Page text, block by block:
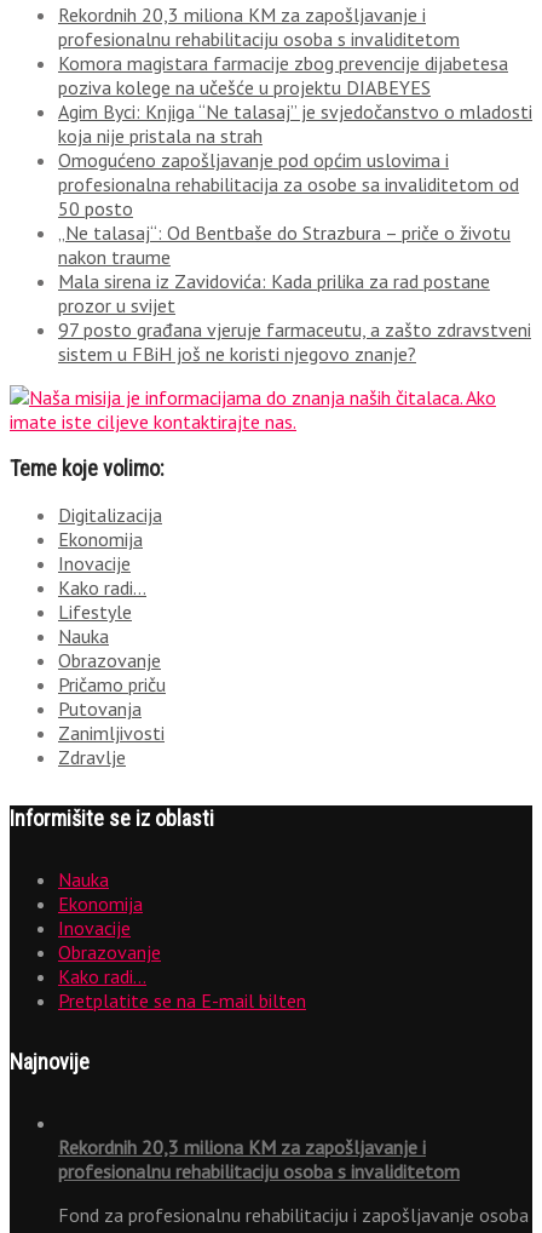
Rekordnih 20,3 miliona KM za zapošljavanje i
profesionalnu rehabilitaciju osoba s invaliditetom
Komora magistara farmacije zbog prevencije dijabetesa
poziva kolege na učešće u projektu DIABEYES
Agim Byci: Knjiga “Ne talasaj” je svjedočanstvo o mladosti
koja nije pristala na strah
Omogućeno zapošljavanje pod općim uslovima i
profesionalna rehabilitacija za osobe sa invaliditetom od
50 posto
„Ne talasaj“: Od Bentbaše do Strazbura – priče o životu
nakon traume
Mala sirena iz Zavidovića: Kada prilika za rad postane
prozor u svijet
97 posto građana vjeruje farmaceutu, a zašto zdravstveni
sistem u FBiH još ne koristi njegovo znanje?
Teme koje volimo:
Digitalizacija
Ekonomija
Inovacije
Kako radi…
Lifestyle
Nauka
Obrazovanje
Pričamo priču
Putovanja
Zanimljivosti
Zdravlje
Informišite se iz oblasti
Nauka
Ekonomija
Inovacije
Obrazovanje
Kako radi…
Pretplatite se na E-mail bilten
Najnovije
Rekordnih 20,3 miliona KM za zapošljavanje i
profesionalnu rehabilitaciju osoba s invaliditetom
Fond za profesionalnu rehabilitaciju i zapošljavanje osoba